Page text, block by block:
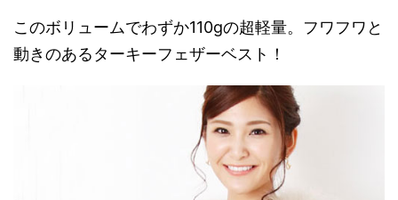
このボリュームでわずか110gの超軽量。フワフワと
動きのあるターキーフェザーベスト！